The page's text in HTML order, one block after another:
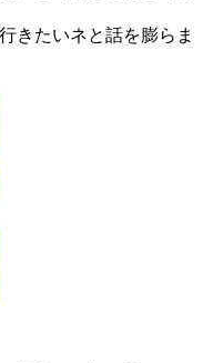
きたいネと話を膨らま